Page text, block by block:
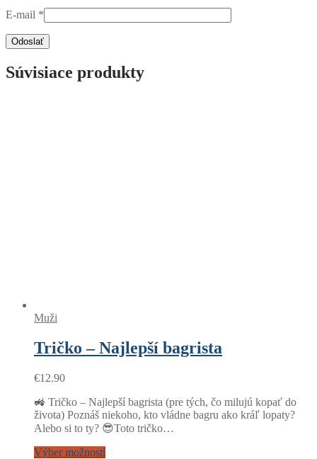
E-mail *
Súvisiace produkty
Muži
Tričko – Najlepší bagrista
€12.90
🚜 Tričko – Najlepší bagrista (pre tých, čo milujú kopať do
života) Poznáš niekoho, kto vládne bagru ako kráľ lopaty?
Alebo si to ty? 😎Toto tričko…
Výber možností